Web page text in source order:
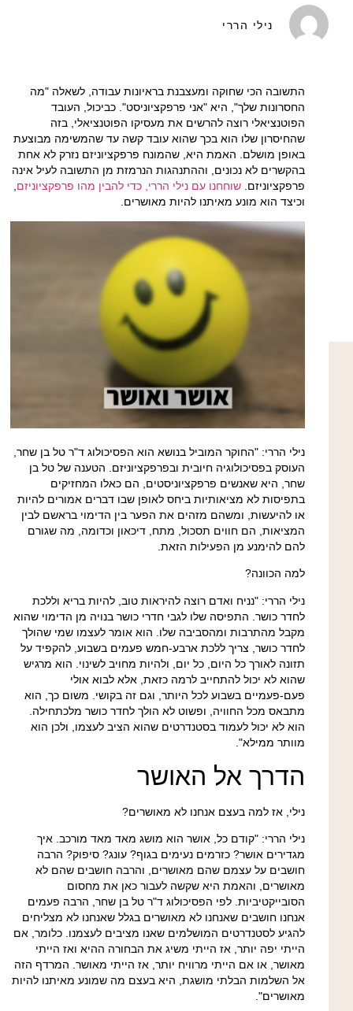
נילי הררי
התשובה הכי שחוקה ומעצבנת בראיונות עבודה, לשאלה "מה
החסרונות שלך", היא "אני פרפקציוניסט". כביכול, העובד
הפוטנציאלי רוצה להרשים את מעסיקו הפוטנציאלי, בזה
שהחיסרון שלו הוא בכך שהוא עובד קשה עד שהמשימה מבוצעת
באופן מושלם. האמת היא, שהמונח פרפקציוניזם נזרק לא אחת
בהקשרים לא נכונים, וההתנהגות הנרמזת מן התשובה לעיל אינה
פרפקציוניזם. שוחחנו עם נילי הררי, כדי להבין מהו פרפקציוניזם,
וכיצד הוא מונע מאיתנו להיות מאושרים.
נילי הררי: "החוקר המוביל בנושא הוא הפסיכולוג ד"ר טל בן שחר,
העוסק בפסיכולוגיה חיובית ובפרפקציוניזם. הטענה של טל בן
שחר, היא שאנשים פרפקציוניסטים, הם כאלו המחזיקים
בתפיסות לא מציאותיות ביחס לאופן שבו דברים אמורים להיות
או להיעשות, ומשהם מזהים את הפער בין הדימוי בראשם לבין
המציאות, הם חווים תסכול, מתח, דיכאון וכדומה, מה שגורם
להם להימנע מן הפעילות הזאת.
למה הכוונה?
נילי הררי: "נניח ואדם רוצה להיראות טוב, להיות בריא וללכת
לחדר כושר. התפיסה שלו לגבי חדרי כושר בנויה מן הדימוי שהוא
מקבל מהתרבות ומהסביבה שלו. הוא אומר לעצמו שמי שהולך
לחדר כושר, צריך ללכת ארבע-חמש פעמים בשבוע, להקפיד על
תזונה לאורך כל היום, כל יום, ולהיות מחויב לשינוי. הוא מרגיש
שהוא לא יכול להתחייב לרמה כזאת, אלא לבוא אולי
פעם-פעמיים בשבוע לכל היותר, וגם זה בקושי. משום כך, הוא
מתבאס מכל החוויה, ופשוט לא הולך לחדר כושר מלכתחילה.
הוא לא יכול לעמוד בסטנדרטים שהוא הציב לעצמו, ולכן הוא
מוותר ממילא".
הדרך אל האושר
נילי, אז למה בעצם אנחנו לא מאושרים?
נילי הררי: "קודם כל, אושר הוא מושג מאד מאד מורכב. איך
מגדירים אושר? כזרמים נעימים בגוף? עונג? סיפוק? הרבה
חושבים על עצמם שהם מאושרים, והרבה חושבים שהם לא
מאושרים, והאמת היא שקשה לעבור כאן את מחסום
הסובייקטיביות. לפי הפסיכולוג ד"ר טל בן שחר, הרבה פעמים
אנחנו חושבים שאנחנו לא מאושרים בגלל שאנחנו לא מצליחים
להגיע לסטנדרטים המושלמים שאנו מציבים לעצמנו. כלומר, אם
הייתי יפה יותר, אז הייתי משיג את הבחורה ההיא ואז הייתי
מאושר, או אם הייתי מרוויח יותר, אז הייתי מאושר. המרדף הזה
אל השלמות הבלתי מושגת, היא בעצם מה שמונע מאיתנו להיות
מאושרים".